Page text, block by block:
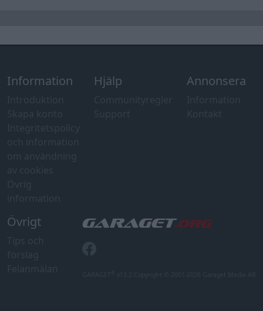
Information Hjälp Annonsera
Övrigt